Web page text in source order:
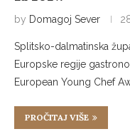
by Domagoj Sever
Splitsko-dalmatinska
Europske regije
European Young Chef
PROČITAJ VIŠE